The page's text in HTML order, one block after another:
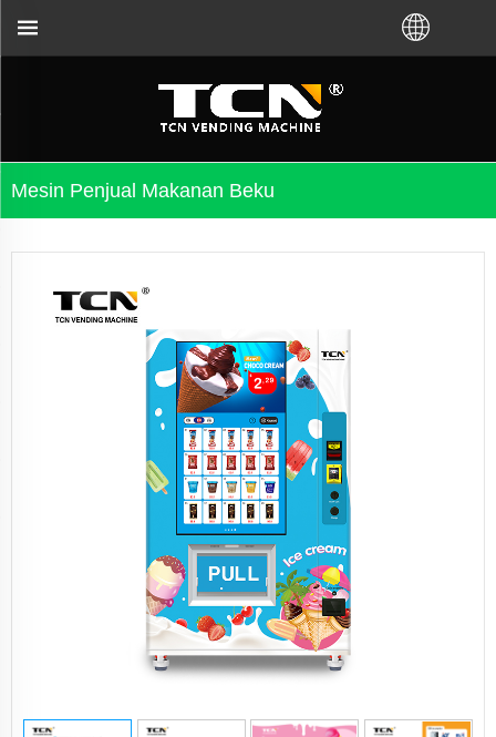
Mesin Penjual Makanan Beku
penjual otomatis tidak peduli Anda membeli